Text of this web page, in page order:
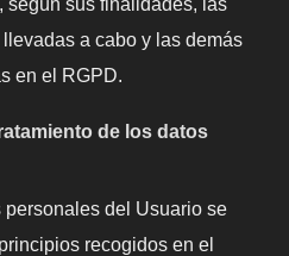
según sus finalidades, las
a cabo y las demás
en el RGPD.
de los datos
personales del Usuario se
recogidos en el